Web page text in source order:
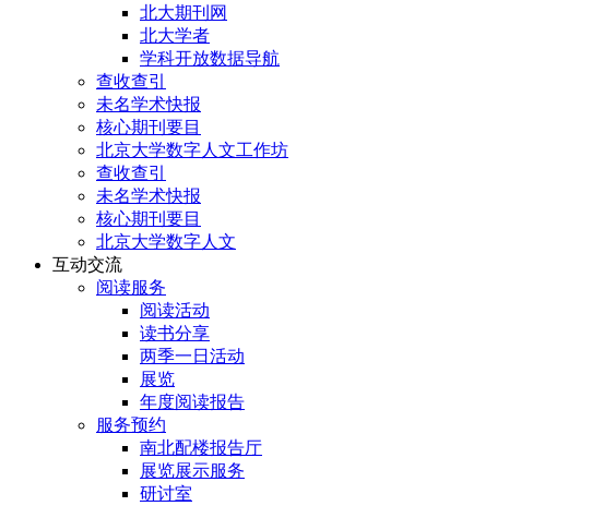
北大期刊网
北大学者
学科开放数据导航
查收查引
未名学术快报
核心期刊要目
北京大学数字人文工作坊
查收查引
未名学术快报
核心期刊要目
北京大学数字人文
互动交流
阅读服务
阅读活动
读书分享
两季一日活动
展览
年度阅读报告
服务预约
南北配楼报告厅
展览展示服务
研讨室